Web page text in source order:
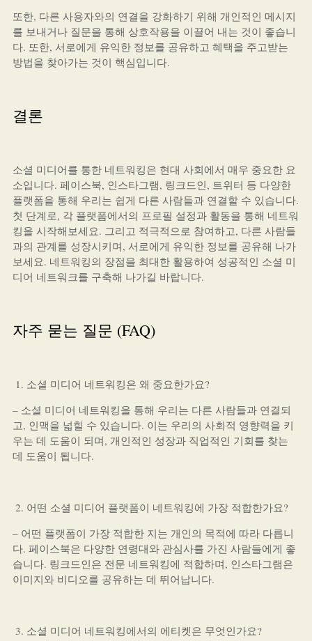
또한, 다른 사용자와의 연결을 강화하기 위해 개인적인 메시지
를 보내거나 질문을 통해 상호작용을 이끌어 내는 것이 좋습니
다. 또한, 서로에게 유익한 정보를 공유하고 혜택을 주고받는
방법을 찾아가는 것이 핵심입니다.
결론
소셜 미디어를 통한 네트워킹은 현대 사회에서 매우 중요한 요
소입니다. 페이스북, 인스타그램, 링크드인, 트위터 등 다양한
플랫폼을 통해 우리는 쉽게 다른 사람들과 연결할 수 있습니다.
첫 단계로, 각 플랫폼에서의 프로필 설정과 활동을 통해 네트워
킹을 시작해보세요. 그리고 적극적으로 참여하고, 다른 사람들
과의 관계를 성장시키며, 서로에게 유익한 정보를 공유해 나가
보세요. 네트워킹의 장점을 최대한 활용하여 성공적인 소셜 미
디어 네트워크를 구축해 나가길 바랍니다.
자주 묻는 질문 (FAQ)
소셜 미디어 네트워킹은 왜 중요한가요?
– 소셜 미디어 네트워킹을 통해 우리는 다른 사람들과 연결되
고, 인맥을 넓힐 수 있습니다. 이는 우리의 사회적 영향력을 키
우는 데 도움이 되며, 개인적인 성장과 직업적인 기회를 찾는
데 도움이 됩니다.
어떤 소셜 미디어 플랫폼이 네트워킹에 가장 적합한가요?
– 어떤 플랫폼이 가장 적합한 지는 개인의 목적에 따라 다릅니
다. 페이스북은 다양한 연령대와 관심사를 가진 사람들에게 좋
습니다. 링크드인은 전문 네트워킹에 적합하며, 인스타그램은
이미지와 비디오를 공유하는 데 뛰어납니다.
소셜 미디어 네트워킹에서의 에티켓은 무엇인가요?